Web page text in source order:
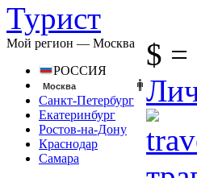
Турист
Мой регион — Москва
РОССИЯ
Москва
Санкт-Петербург
Екатеринбург
Ростов-на-Дону
Краснодар
Самара
$ =